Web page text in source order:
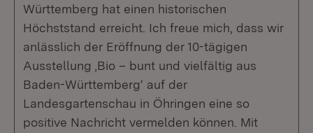
Württemberg hat einen historischen
Höchststand erreicht. Ich freue mich, dass wir
anlässlich der Eröffnung der 10-tägigen
Ausstellung ‚Bio – bunt und vielfältig aus
Baden-Württemberg‘ auf der
Landesgartenschau in Öhringen eine so
positive Nachricht vermelden können. Mit